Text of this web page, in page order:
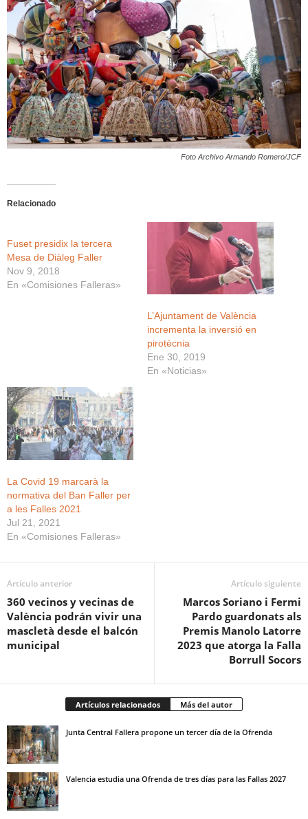
Foto Archivo Armando Romero/JCF
Relacionado
Fuset presidix la tercera
Mesa de Diàleg Faller
Nov 9, 2018
En «Comisiones Falleras»
L’Ajuntament de València
incrementa la inversió en
pirotècnia
Ene 30, 2019
En «Noticias»
La Covid 19 marcarà la
normativa del Ban Faller per
a les Falles 2021
Jul 21, 2021
En «Comisiones Falleras»
Artículo anterior
360 vecinos y vecinas de
València podrán vivir una
mascletà desde el balcón
municipal
Artículo siguiente
Marcos Soriano i Fermi
Pardo guardonats als
Premis Manolo Latorre
2023 que atorga la Falla
Borrull Socors
Artículos relacionados Más del autor
Junta Central Fallera propone un tercer día de la Ofrenda
Valencia estudia una Ofrenda de tres días para las Fallas 2027